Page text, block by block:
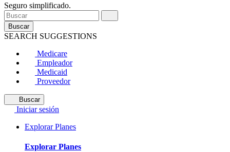
Seguro simplificado.
Buscar
SEARCH SUGGESTIONS
Medicare
Empleador
Medicaid
Proveedor
Buscar
Iniciar sesión
Explorar Planes
Explorar Planes